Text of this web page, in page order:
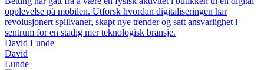
opplevelse på mobilen. Utforsk hvordan digitaliseringen har
revolusjonert spillvaner, skapt nye trender og satt ansvarlighet i
sentrum for en stadig mer teknologisk bransje.
David Lunde
David
Lunde